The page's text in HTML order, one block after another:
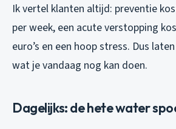
Ik vertel klanten altijd: preventie
per week, een acute verstopping
euro’s en een hoop stress. Dus
wat je vandaag nog kan doen.
Dagelijks: de hete water